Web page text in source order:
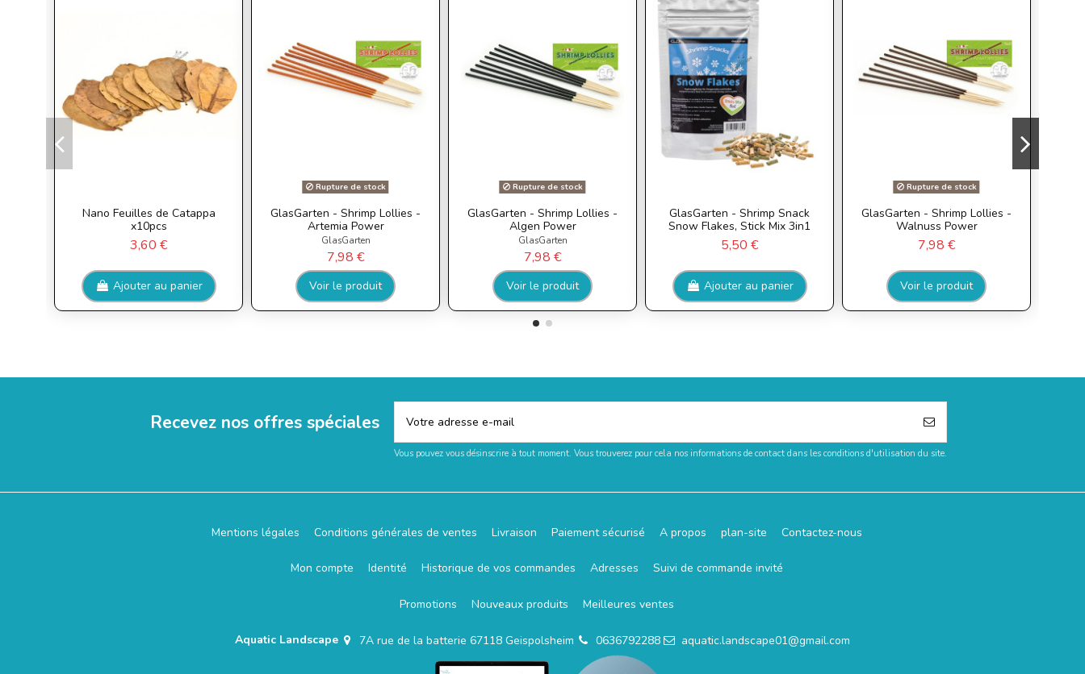
Nano Feuilles de Catappa
x10pcs
3,60 €
Ajouter au panier
Rupture de stock
GlasGarten - Shrimp Lollies -
Artemia Power
GlasGarten
7,98 €
Voir le produit
Rupture de stock
GlasGarten - Shrimp Lollies -
Algen Power
GlasGarten
7,98 €
Voir le produit
GlasGarten - Shrimp Snack
Snow Flakes, Stick Mix 3in1
5,50 €
Ajouter au panier
Rupture de stock
GlasGarten - Shrimp Lollies -
Walnuss Power
7,98 €
Voir le produit
Recevez nos offres spéciales
Vous pouvez vous désinscrire à tout moment. Vous trouverez pour cela nos informations de contact dans les conditions d'utilisation du site.
Mentions légales Conditions générales de ventes Livraison Paiement sécurisé A propos plan-site Contactez-nous
Mon compte Identité Historique de vos commandes Adresses Suivi de commande invité
Promotions Nouveaux produits Meilleures ventes
Aquatic Landscape 7A rue de la batterie 67118 Geispolsheim 0636792288 aquatic.landscape01@gmail.com